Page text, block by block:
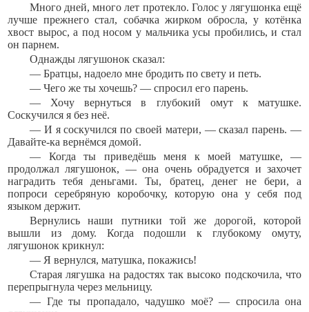
Много дней, много лет протекло. Голос у лягушонка ещё
лучше прежнего стал, собачка жирком обросла, у котёнка
хвост вырос, а под носом у мальчика усы пробились, и стал
он парнем.
Однажды лягушонок сказал:
— Братцы, надоело мне бродить по свету и петь.
— Чего же ты хочешь? — спросил его парень.
— Хочу вернуться в глубокий омут к матушке.
Соскучился я без неё.
— И я соскучился по своей матери, — сказал парень. —
Давайте-ка вернёмся домой.
— Когда ты приведёшь меня к моей матушке, —
продолжал лягушонок, — она очень обрадуется и захочет
наградить тебя деньгами. Ты, братец, денег не бери, а
попроси серебряную коробочку, которую она у себя под
языком держит.
Вернулись наши путники той же дорогой, которой
вышли из дому. Когда подошли к глубокому омуту,
лягушонок крикнул:
— Я вернулся, матушка, покажись!
Старая лягушка на радостях так высоко подскочила, что
перепрыгнула через мельницу.
— Где ты пропадало, чадушко моё? — спросила она